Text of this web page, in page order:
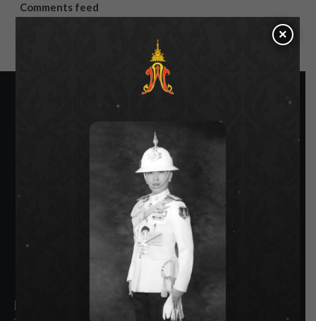
Comments feed
SIAMRATH VARIETY
THE BEST ENTERTAINMENT
Recent Posts
×